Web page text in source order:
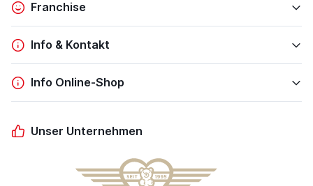
Franchise
Info & Kontakt
Info Online-Shop
Unser Unternehmen